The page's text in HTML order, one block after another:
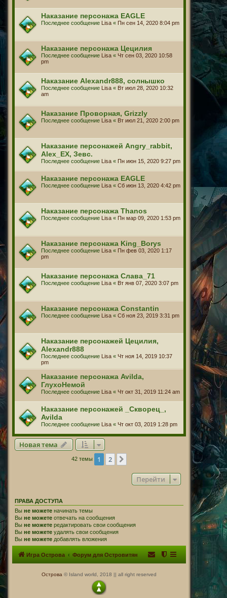
Наказание персонажа EAGLE
Последнее сообщение Lisa « Пн сен 14, 2020 8:04 pm
Наказание персонажа Цецилия
Последнее сообщение Lisa « Чт сен 03, 2020 10:58
pm
Наказание Alexandr888, солнышко
Последнее сообщение Lisa « Вт июл 28, 2020 10:32
am
Наказание Проворная, Grizzly
Последнее сообщение Lisa « Вт июл 21, 2020 2:00 pm
Наказание персонажей Angry_rabbit,
Alex_EX, Зевс.
Последнее сообщение Lisa « Пн июн 15, 2020 9:27 pm
Наказание персонажа EAGLE
Последнее сообщение Lisa « Сб июн 13, 2020 4:42 pm
Наказание персонажа Thanos
Последнее сообщение Lisa « Пн мар 09, 2020 1:53 pm
Наказание персонажа King_Borys
Последнее сообщение Lisa « Пн фев 03, 2020 1:17
pm
Наказание персонажа Слава_71
Последнее сообщение Lisa « Вт янв 07, 2020 3:07 pm
Наказание персонажа Constantin
Последнее сообщение Lisa « Сб ноя 23, 2019 3:31 pm
Наказание персонажей Цецилия,
Alexandr888
Последнее сообщение Lisa « Чт ноя 14, 2019 10:37
pm
Наказание персонажа Avilda,
ГлухоНемой
Последнее сообщение Lisa « Чт окт 31, 2019 11:24 am
Наказание персонажей _Скворец_,
Avilda
Последнее сообщение Lisa « Чт окт 03, 2019 1:28 pm
Новая тема
42 темы 1 2
Перейти
ПРАВА ДОСТУПА
Вы не можете начинать темы
Вы не можете отвечать на сообщения
Вы не можете редактировать свои сообщения
Вы не можете удалять свои сообщения
Вы не можете добавлять вложения
Игра Острова Форум для Островитян
Острова © Island world, 2018 || all right reserved